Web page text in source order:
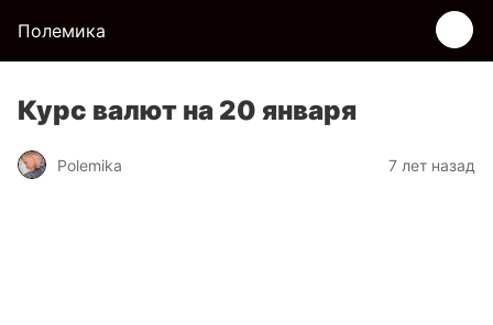
Полемика
Курс валют на 20 января
Polemika 7 лет назад